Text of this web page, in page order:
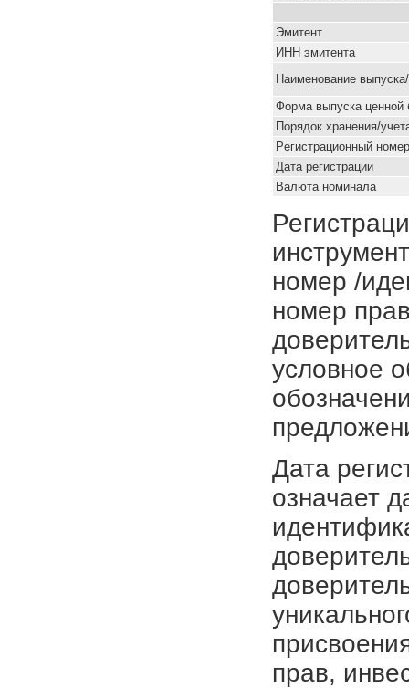
Эмитент
ИНН эмитента
Наименование
Форма выпуска ценной
Порядок хранения/
Pегистрационный номер
Дата регистрации
Валюта номинала
номер /
номер
условное
Дата
означает
прав,